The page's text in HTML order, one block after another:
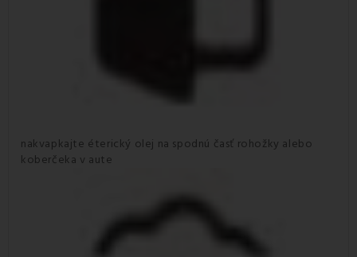
nakvapkajte éterický olej na spodnú časť rohožky alebo
koberčeka v aute